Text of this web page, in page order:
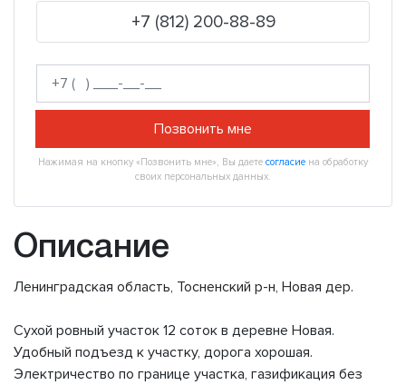
+7 (812) 200-88-89
Позвонить мне
Нажимая на кнопку «Позвонить мне», Вы даете согласие на обработку
своих персональных данных.
Описание
Ленинградская область, Тосненский р-н, Новая дер.
Сухой ровный участок 12 соток в деревне Новая.
Удобный подъезд к участку, дорога хорошая.
Электричество по границе участка, газификация без